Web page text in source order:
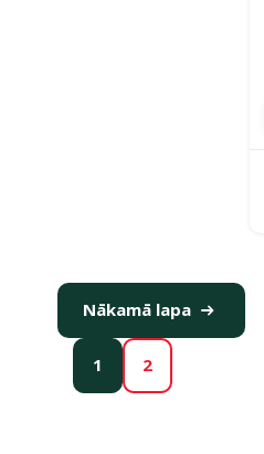
1 2
Nākamā lapa